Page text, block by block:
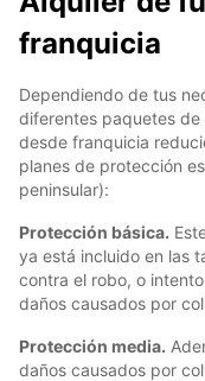
franquicia
Dependiendo de tus
diferentes paquetes
desde franquicia
planes de protección
peninsular):
Protección básica.
ya está incluido en las
contra el robo, o
daños causados por
Protección media.
daños causados por